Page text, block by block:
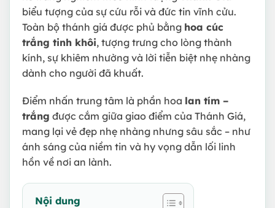
biểu tượng của sự cứu rỗi và đức tin vĩnh cửu.
Toàn bộ thánh giá được phủ bằng hoa cúc
trắng tinh khôi, tượng trưng cho lòng thành
kính, sự khiêm nhường và lời tiễn biệt nhẹ nhàng
dành cho người đã khuất.
Điểm nhấn trung tâm là phần hoa lan tím –
trắng được cắm giữa giao điểm của Thánh Giá,
mang lại vẻ đẹp nhẹ nhàng nhưng sâu sắc – như
ánh sáng của niềm tin và hy vọng dẫn lối linh
hồn về nơi an lành.
Nội dung